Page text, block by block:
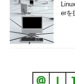
erを